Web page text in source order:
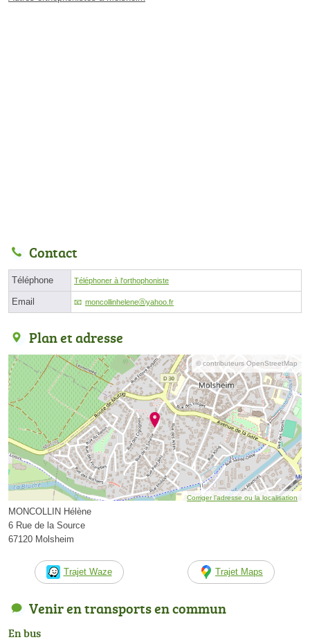
Contact
Téléphone Téléphoner à l'orthophoniste
Email moncollinheleneⓐyahoo.fr
Plan et adresse
© contributeurs OpenStreetMap
Corriger l’adresse ou la localisation
MONCOLLIN Hélène
6 Rue de la Source
67120 Molsheim
Trajet Waze Trajet Maps
Venir en transports en commun
En bus